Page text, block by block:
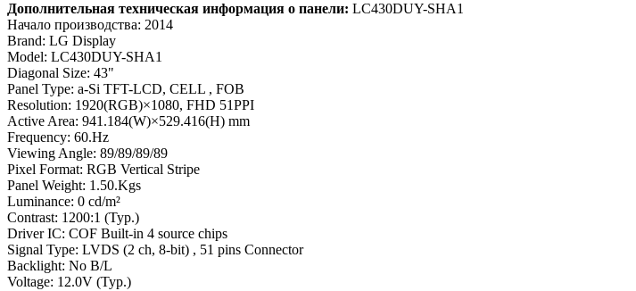
Дополнительная техническая информация о панели: LC430DUY-SHA1
Начало производства: 2014
Brand: LG Display
Model: LC430DUY-SHA1
Diagonal Size: 43"
Panel Type: a-Si TFT-LCD, CELL , FOB
Resolution: 1920(RGB)×1080, FHD 51PPI
Active Area: 941.184(W)×529.416(H) mm
Frequency: 60.Hz
Viewing Angle: 89/89/89/89
Pixel Format: RGB Vertical Stripe
Panel Weight: 1.50.Kgs
Luminance: 0 cd/m²
Contrast: 1200:1 (Typ.)
Driver IC: COF Built-in 4 source chips
Signal Type: LVDS (2 ch, 8-bit) , 51 pins Connector
Backlight: No B/L
Voltage: 12.0V (Typ.)